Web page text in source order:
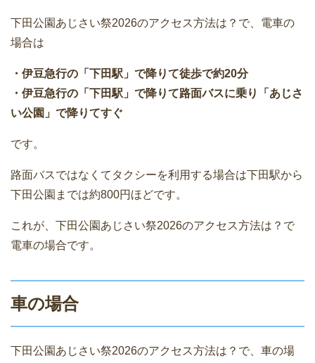
下田公園あじさい祭2026のアクセス方法は？で、電車の
場合は
・伊豆急行の「下田駅」で降りて徒歩で約20分
・伊豆急行の「下田駅」で降りて路面バスに乗り「あじさ
い公園」で降りてすぐ
です。
路面バスではなくてタクシーを利用する場合は下田駅から
下田公園までは約800円ほどです。
これが、下田公園あじさい祭2026のアクセス方法は？で
電車の場合です。
車の場合
下田公園あじさい祭2026のアクセス方法は？で、車の場